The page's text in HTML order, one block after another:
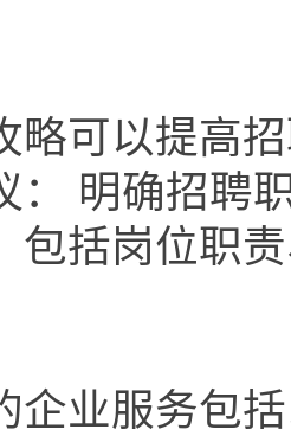
略可以提高
： 明确招聘
包括岗位职
企业服务包